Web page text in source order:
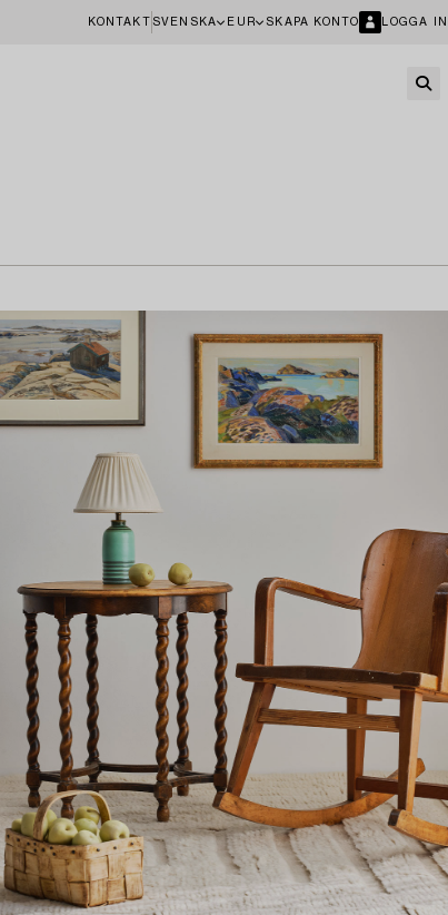
KONTAKT SVENSKA EUR SKAPA KONTO LOGGA IN